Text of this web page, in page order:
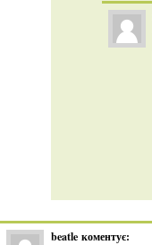
beatle коментує: